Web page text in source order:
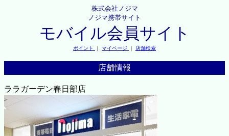
株式会社ノジマ
ノジマ携帯サイト
モバイル会員サイト
ポイント ｜ マイページ ｜ 店舗検索
店舗情報
ララガーデン春日部店